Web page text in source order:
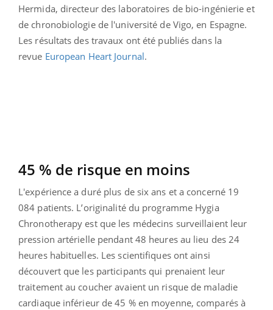
Hermida, directeur des laboratoires de bio-ingénierie et
de chronobiologie de l'université de Vigo, en Espagne.
Les résultats des travaux ont été publiés dans la
revue European Heart Journal.
45 % de risque en moins
L'expérience a duré plus de six ans et a concerné 19
084 patients. L’originalité du programme Hygia
Chronotherapy est que les médecins surveillaient leur
pression artérielle pendant 48 heures au lieu des 24
heures habituelles. Les scientifiques ont ainsi
découvert que les participants qui prenaient leur
traitement au coucher avaient un risque de maladie
cardiaque inférieur de 45 % en moyenne, comparés à